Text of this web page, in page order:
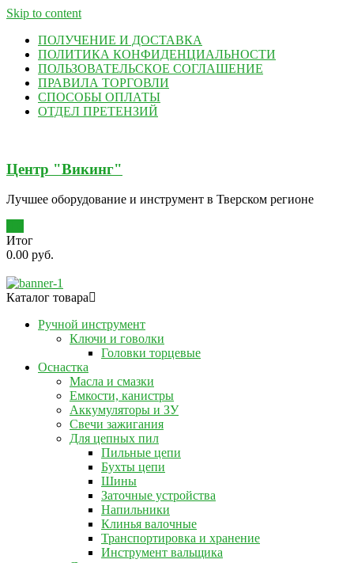
Skip to content
ПОЛУЧЕНИЕ И ДОСТАВКА
ПОЛИТИКА КОНФИДЕНЦИАЛЬНОСТИ
ПОЛЬЗОВАТЕЛЬСКОЕ СОГЛАШЕНИЕ
ПРАВИЛА ТОРГОВЛИ
СПОСОБЫ ОПЛАТЫ
ОТДЕЛ ПРЕТЕНЗИЙ
Центр "Викинг"
Лучшее оборудование и инструмент в Тверском регионе
Итог
0.00 руб.
Каталог товара
Ручной инструмент
Ключи и говолки
Головки торцевые
Оснастка
Масла и смазки
Емкости, канистры
Аккумуляторы и ЗУ
Свечи зажигания
Для цепных пил
Пильные цепи
Бухты цепи
Шины
Заточные устройства
Напильники
Клинья валочные
Транспортировка и хранение
Инструмент вальщика